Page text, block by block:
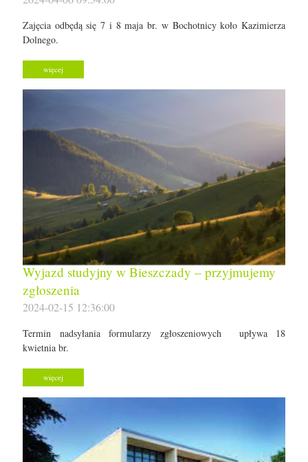
Zajęcia odbędą się 7 i 8 maja br. w Bochotnicy koło Kazimierza
Dolnego.
więcej
Wyjazd studyjny w Bieszczady – przyjmujemy
zgłoszenia
2024-02-15 12:36:00
Termin nadsyłania formularzy zgłoszeniowych upływa 18
kwietnia br.
więcej